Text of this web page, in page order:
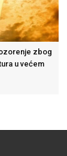
zbog
u većem